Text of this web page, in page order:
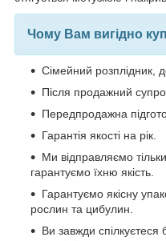
Чому Вам вигідно
Сімейний розплідник,
Після продажний
Передпродажна
Гарантія якості на рік.
Ми відправляємо
гарантуємо їхню якість.
Гарантуємо якісну
рослин та цибулин.
Ви завжди спілкуєтеся